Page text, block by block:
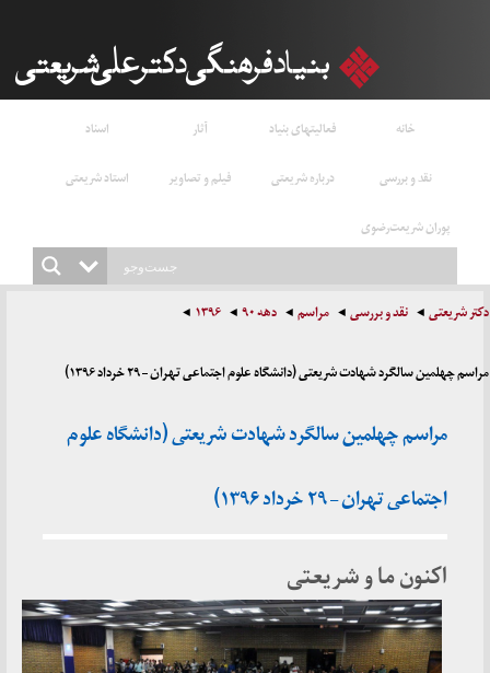
خانه فعالیتهای بنیاد آثار
اسناد
نقد و بررسی
درباره شریعتی فیلم و تصاویر
استاد شریعتی
پوران شریعت‌رضوی
دکتر شریعتی نقد و بررسی مراسم دهه ۹۰ ۱۳۹۶
مراسم چهلمین سالگرد شهادت شریعتی (دانشگاه علوم اجتماعی تهران – ۲۹ خرداد ۱۳۹۶)
مراسم چهلمین سالگرد شهادت شریعتی (دانشگاه علوم
اجتماعی تهران – ۲۹ خرداد ۱۳۹۶)
اکنون ما و شریعتی